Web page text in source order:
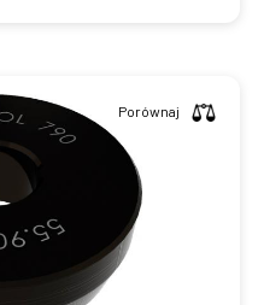
Porównaj